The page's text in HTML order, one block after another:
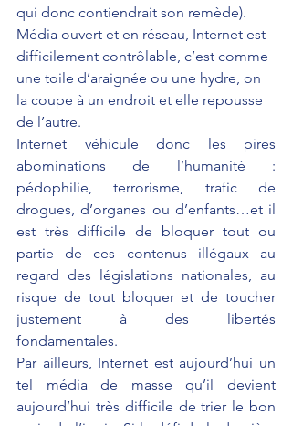
qui donc contiendrait son remède).
Média ouvert et en réseau, Internet est
difficilement contrôlable, c’est comme
une toile d’araignée ou une hydre, on
la coupe à un endroit et elle repousse
de l’autre.
Internet véhicule donc les pires
abominations de l’humanité :
pédophilie, terrorisme, trafic de
drogues, d’organes ou d’enfants…et il
est très difficile de bloquer tout ou
partie de ces contenus illégaux au
regard des législations nationales, au
risque de tout bloquer et de toucher
justement à des libertés
fondamentales.
Par ailleurs, Internet est aujourd’hui un
tel média de masse qu’il devient
aujourd’hui très difficile de trier le bon